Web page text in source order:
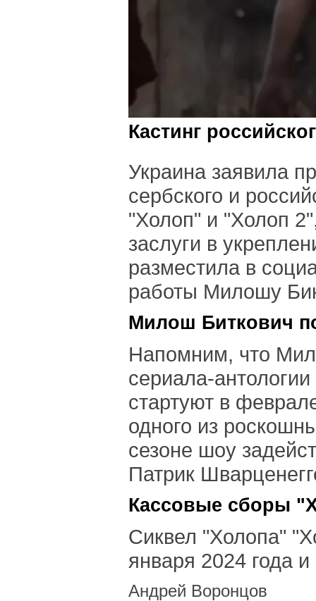
Кастинг
Украина заявила
сербского и
"Холоп" и "Холоп
заслуги в
разместила в
работы Милошу
Милош Биткович
Напомним, что
сериала-
стартуют в
одного из
сезоне шоу
Патрик
Кассовые сборы
Сиквел "Холопа"
января 2024 года
Андрей Воронцов